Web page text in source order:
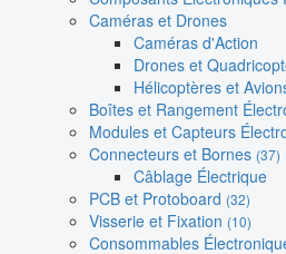
Caméras et Drones
Caméras d'Action
Drones et
Hélicoptères et
Boîtes et Rangement
Modules et Capteurs
Connecteurs et Bornes (37)
Câblage Électrique
PCB et Protoboard (32)
Visserie et Fixation (10)
Consommables